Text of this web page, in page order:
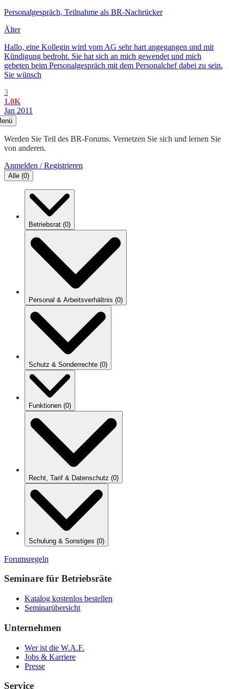
Personalgespräch, Teilnahme als BR-Nachrücker
Älter
Hallo, eine Kollegin wird vom AG sehr hart angegangen und mit
Kündigung bedroht. Sie hat sich an mich gewendet und mich
gebeten beim Personalgespräch mit dem Personalchef dabei zu sein.
Sie wünsch
3
1.0K
Jan 2011
Werden Sie Teil des BR-Forums. Vernetzen Sie sich und lernen Sie
von anderen.
Anmelden / Registrieren
Alle (0)
Betriebsrat (0)
Personal & Arbeitsverhältnis (0)
Schutz & Sonderrechte (0)
Funktionen (0)
Recht, Tarif & Datenschutz (0)
Schulung & Sonstiges (0)
Forumsregeln
Seminare für Betriebsräte
Katalog kostenlos bestellen
Seminarübersicht
Unternehmen
Wer ist die W.A.F.
Jobs & Karriere
Presse
Service